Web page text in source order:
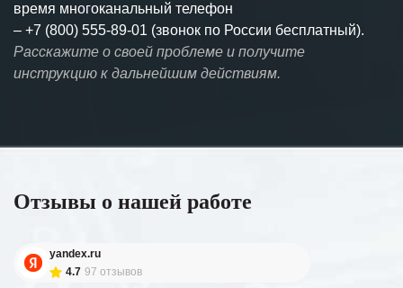
время многоканальный телефон
– +7 (800) 555-89-01 (звонок по России бесплатный).
Расскажите о своей проблеме и получите
инструкцию к дальнейшим действиям.
Отзывы о нашей работе
yandex.ru
4.7 97 отзывов